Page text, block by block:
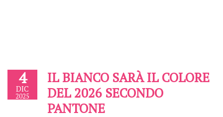
4
DIC
2025
IL BIANCO SARÀ IL COLORE
DEL 2026 SECONDO
PANTONE